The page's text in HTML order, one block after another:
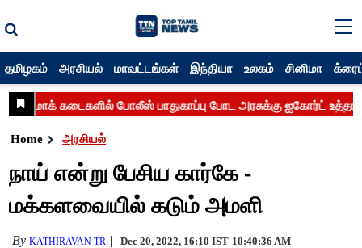
தமிழகம் அரசியல் மாவட்டங்கள் இந்தியா உலகம் சினிமா
Home அரசியல்
நாய் என்று பேசிய கார்கே -
மக்களவையில் கடும் அமளி
ByKATHIRAVAN TR Dec 20, 2022, 16:10 IST 10:40:36 AM